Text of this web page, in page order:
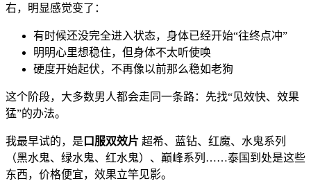
右，明显感觉变了：
有时候还没完全进入状态，身体已经开始“往终点冲”
明明心里想稳住，但身体不太听使唤
硬度开始起伏，不再像以前那么稳如老狗
这个阶段，大多数男人都会走同一条路：先找“见效快、效果
猛”的办法。
我最早试的，是 口服双效片 超希、蓝钻、红魔、水鬼系列
（黑水鬼、绿水鬼、红水鬼）、巅峰系列……泰国到处是这些
东西，价格便宜，效果立竿见影。